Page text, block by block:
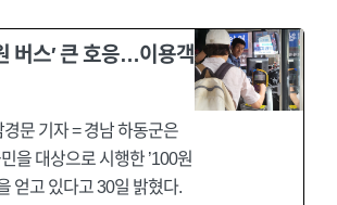
버스′ 큰 호응…이용객
경문 기자 = 경남 하동군은
을 대상으로 시행한 ’100원
얻고 있다고 30일 밝혔다.